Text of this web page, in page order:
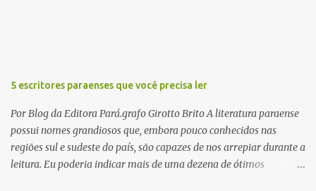
5 escritores paraenses que você precisa ler
Por Blog da Editora Pará.grafo Girotto Brito A literatura paraense
possui nomes grandiosos que, embora pouco conhecidos nas
regiões sul e sudeste do país, são capazes de nos arrepiar durante a
leitura. Eu poderia indicar mais de uma dezena de ótimos